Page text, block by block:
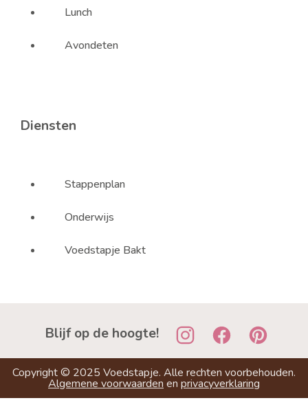
Lunch
Avondeten
Diensten
Stappenplan
Onderwijs
Voedstapje Bakt
Blijf op de hoogte!
Copyright © 2025 Voedstapje. Alle rechten voorbehouden.
Algemene voorwaarden en privacyverklaring